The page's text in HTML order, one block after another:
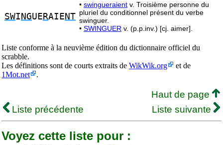
SWI NGUE RAIE NT
• swingueraient v. Troisième personne du
pluriel du conditionnel présent du verbe
swinguer.
• SWINGUER v. (p.p.inv.) [cj. aimer].
Liste conforme à la neuvième édition du dictionnaire officiel du
scrabble.
Les définitions sont de courts extraits de WikWik.org
et de
1Mot.net
.
Haut de page
Liste précédente
Liste suivante
Voyez cette liste pour :